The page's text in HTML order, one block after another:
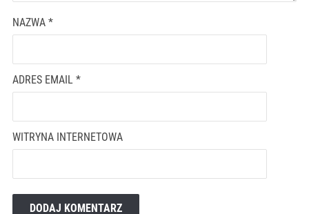
NAZWA *
ADRES EMAIL *
WITRYNA INTERNETOWA